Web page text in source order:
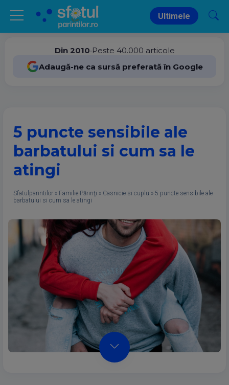
Ultimele
Din 2010•Peste 40.000 articole
Adaugă-ne ca sursă preferată în Google
5 puncte sensibile ale
barbatului si cum sa le
atingi
Sfatulparintilor » Familie-Părinţi » Casnicie si cuplu » 5 puncte sensibile ale
barbatului si cum sa le atingi